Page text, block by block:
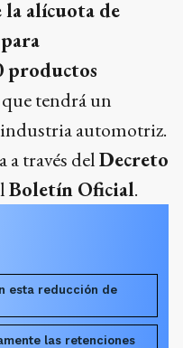
alícuota de
para
productos
tendrá un
automotriz.
a través delDecreto
Boletín Oficial.
esta reducción de
las retenciones